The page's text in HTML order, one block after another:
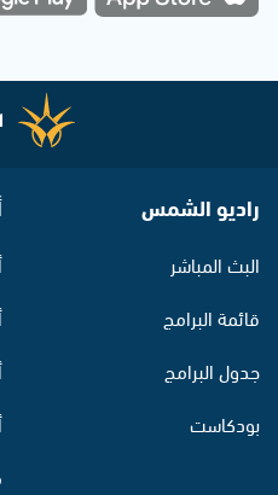
راديو الشمس
البث المباشر
قائمة البرامج
جدول البرامج
بودكاست